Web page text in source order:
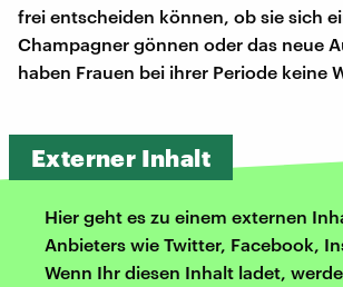
frei entscheiden können, ob sie sich
Champagner gönnen oder das neue
haben Frauen bei ihrer Periode keine
Externer Inhalt
Hier geht es zu einem externen
Anbieters wie Twitter, Facebook,
Wenn Ihr diesen Inhalt ladet,